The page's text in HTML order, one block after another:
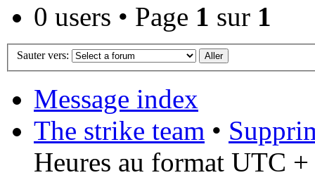
0 users • Page 1 sur 1
Sauter vers:
Message index
The strike team •
Heures au format UTC